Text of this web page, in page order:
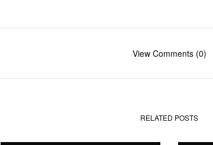
View Comments (0)
RELATED POSTS